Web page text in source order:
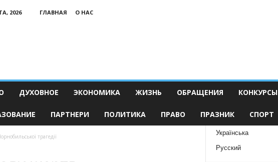
2026 ГЛАВНАЯ
О НАС
ДУХОВНОЕ ЭКОНОМИКА ЖИЗНЬ ОБРАЩЕНИЯ КОНКУРСЫ
ПАРТНЕРИ ПОЛИТИКА ПРАВО ПРАЗНИК СПОРТ
трагедії
Українська
Русский